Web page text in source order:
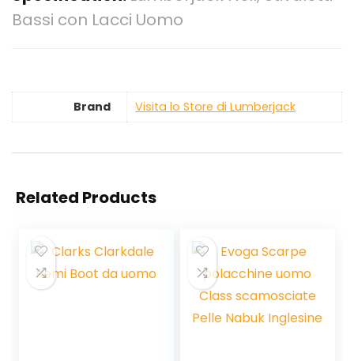
Bassi con Lacci Uomo
Brand Visita lo Store di Lumberjack
Related Products